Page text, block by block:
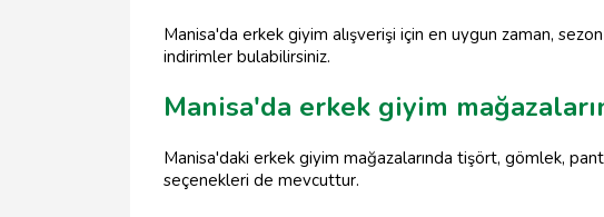
Manisa'da erkek giyim alışverişi için en uygun zaman,
indirimler bulabilirsiniz.
Manisa'da erkek giyim
Manisa'daki erkek giyim mağazalarında tişört, gömlek,
seçenekleri de mevcuttur.